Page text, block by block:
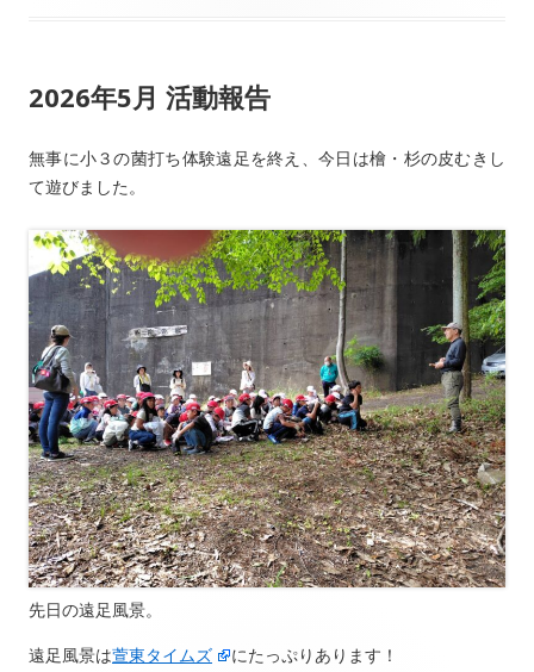
2026年5月 活動報告
無事に小３の菌打ち体験遠足を終え、今日は檜・杉の皮むきし
て遊びました。
先日の遠足風景。
遠足風景は萱東タイムズ にたっぷりあります！